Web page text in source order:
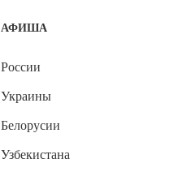
АФИША
России
Украины
Белорусии
Узбекистана